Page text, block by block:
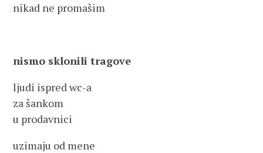
nikad ne promašim
nismo sklonili tragove
ljudi ispred wc-a
za šankom
u prodavnici
uzimaju od mene